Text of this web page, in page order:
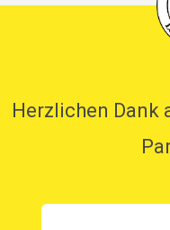
Herzlichen Dank